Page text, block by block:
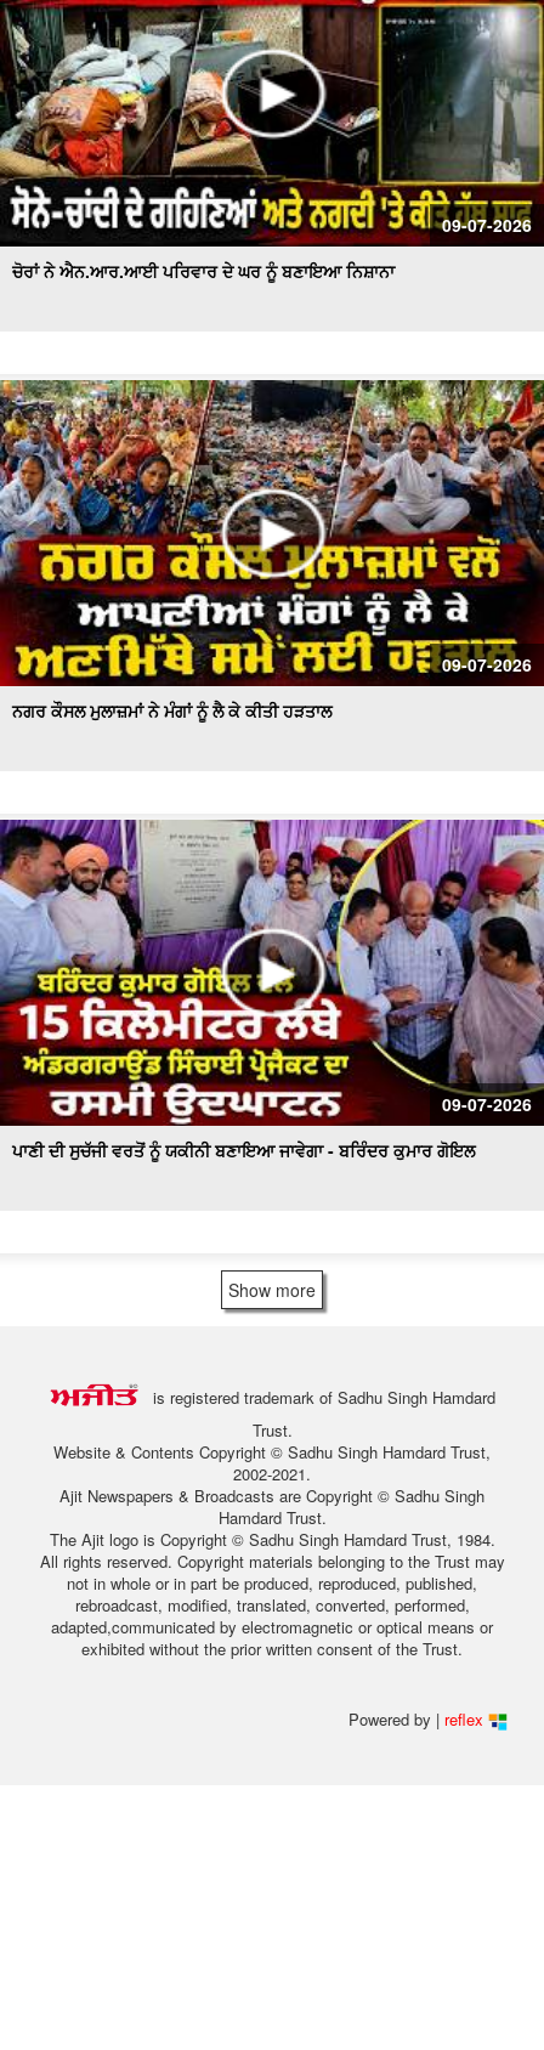
09-07-2026
ਚੋਰਾਂ ਨੇ ਐਨ.ਆਰ.ਆਈ ਪਰਿਵਾਰ ਦੇ ਘਰ ਨੂੰ ਬਣਾਇਆ ਨਿਸ਼ਾਨਾ
09-07-2026
ਨਗਰ ਕੌਸਲ ਮੁਲਾਜ਼ਮਾਂ ਨੇ ਮੰਗਾਂ ਨੂੰ ਲੈ ਕੇ ਕੀਤੀ ਹੜਤਾਲ
09-07-2026
ਪਾਣੀ ਦੀ ਸੁਚੱਜੀ ਵਰਤੋਂ ਨੂੰ ਯਕੀਨੀ ਬਣਾਇਆ ਜਾਵੇਗਾ - ਬਰਿੰਦਰ ਕੁਮਾਰ ਗੋਇਲ
Show more
is registered trademark of Sadhu Singh Hamdard
Trust.
Website & Contents Copyright © Sadhu Singh Hamdard Trust,
2002-2021.
Ajit Newspapers & Broadcasts are Copyright © Sadhu Singh
Hamdard Trust.
The Ajit logo is Copyright © Sadhu Singh Hamdard Trust, 1984.
All rights reserved. Copyright materials belonging to the Trust may
not in whole or in part be produced, reproduced, published,
rebroadcast, modified, translated, converted, performed,
adapted,communicated by electromagnetic or optical means or
exhibited without the prior written consent of the Trust.
Powered by | reflex